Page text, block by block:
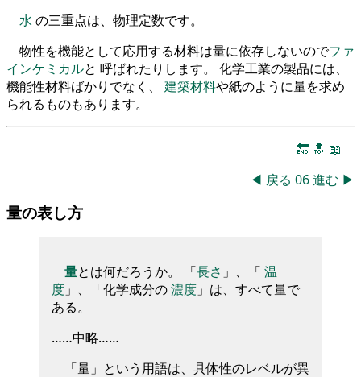
水 の三重点は、物理定数です。
物性を機能として応用する材料は量に依存しないのでファ
インケミカルと 呼ばれたりします。 化学工業の製品には、
機能性材料ばかりでなく、 建築材料や紙のように量を求め
られるものもあります。
🔚 🔝 📖
◀ 戻る 06進む ▶
量の表し方
量とは何だろうか。 「長さ 」、「 温
度 」、「化学成分の濃度 」は、すべて量で
ある。
……中略……
「量」という用語は、具体性のレベルが異